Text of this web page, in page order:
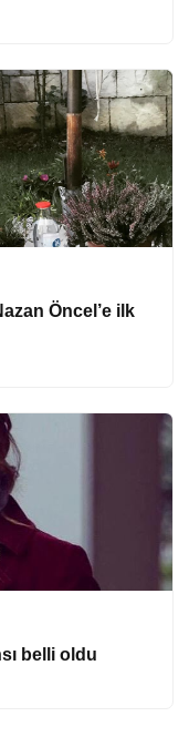
Öncel’e ilk
belli oldu